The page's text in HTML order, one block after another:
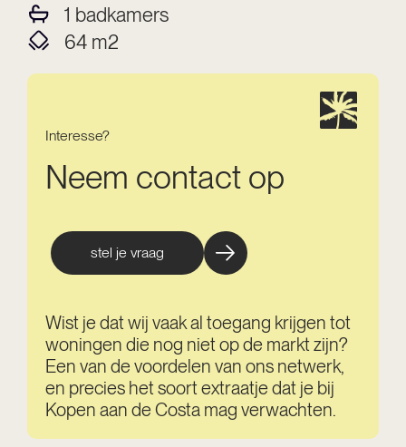
1 badkamers
64 m2
Interesse?
Neem contact op
stel je vraag
Wist je dat wij vaak al toegang krijgen tot
woningen die nog niet op de markt zijn?
Een van de voordelen van ons netwerk,
en precies het soort extraatje dat je bij
Kopen aan de Costa mag verwachten.